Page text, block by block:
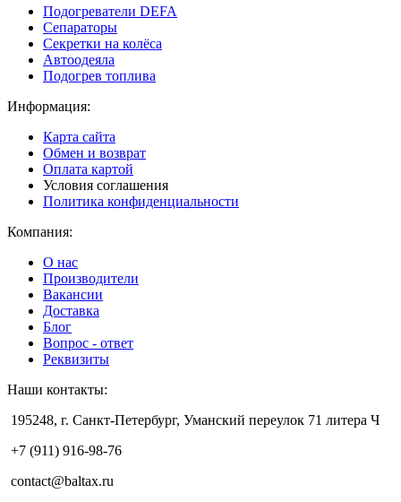
Подогреватели DEFA
Сепараторы
Секретки на колёса
Автоодеяла
Подогрев топлива
Информация:
Карта сайта
Обмен и возврат
Оплата картой
Условия соглашения
Политика конфиденциальности
Компания:
О нас
Производители
Вакансии
Доставка
Блог
Вопрос - ответ
Реквизиты
Наши контакты:
195248, г. Санкт-Петербург, Уманский переулок 71 литера Ч
+7 (911) 916-98-76
contact@baltax.ru